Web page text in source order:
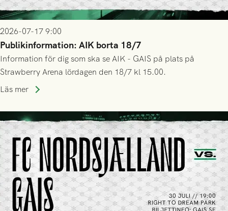
2026-07-17 9:00
Publikinformation: AIK borta 18/7
Information för dig som ska se AIK - GAIS på plats på
Strawberry Arena lördagen den 18/7 kl 15.00.
Läs mer